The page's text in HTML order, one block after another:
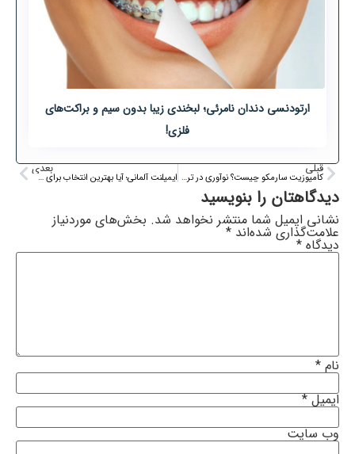
ارتودنسی دندان نامرئی؛ لبخندی زیبا بدون سیم و براکت‌های
فلزی!
قبلی
کامپوزیت سارمکو چیست؟ نوآوری در ترمیم دندان‌ها با استحکام بالا
بعدی
ایمپلنت آلمانی؛ آیا بهترین انتخاب برای جایگزینی دندان است؟
دیدگاهتان را بنویسید
نشانی ایمیل شما منتشر نخواهد شد. بخش‌های موردنیاز
علامت‌گذاری شده‌اند *
دیدگاه *
نام *
ایمیل*
وب‌ سایت